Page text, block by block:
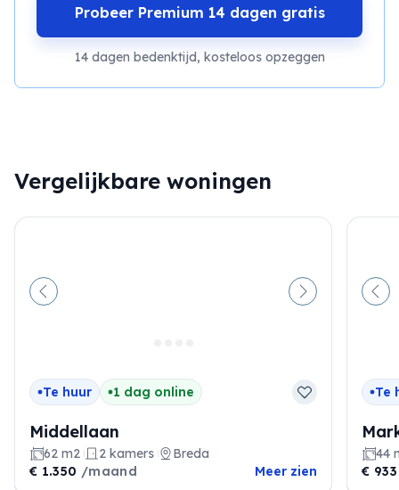
Probeer Premium 14 dagen gratis
14 dagen bedenktijd, kosteloos opzeggen
Vergelijkbare woningen
Vorige Volgende
Te huur 1 dag online
Middellaan
62 m2 2 kamers
Breda
€ 1.350 /maand Meer zien
Te
44
€